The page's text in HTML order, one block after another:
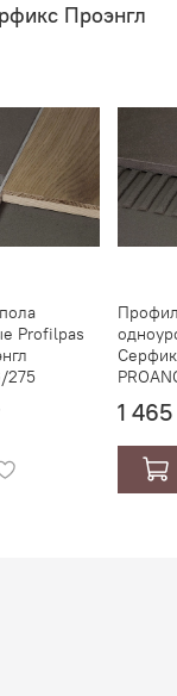
Проэнгл
Profilpas
275
1